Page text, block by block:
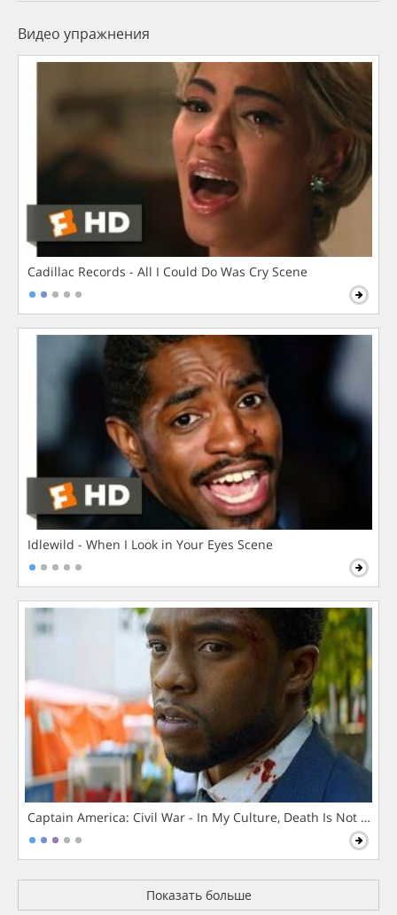
Видео упражнения
Cadillac Records - All I Could Do Was Cry Scene
Idlewild - When I Look in Your Eyes Scene
Captain America: Civil War - In My Culture, Death Is Not The
Показать больше